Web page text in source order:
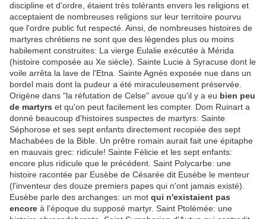
discipline et d'ordre, étaient très tolérants envers les religions et
acceptaient de nombreuses religions sur leur territoire pourvu
que l'ordre public fut respecté. Ainsi, de nombreuses histoires de
martyres chrétiens ne sont que des légendes plus ou moins
habilement construites: La vierge Eulalie exécutée à Mérida
(histoire composée au Xe siècle). Sainte Lucie à Syracuse dont le
voile arrêta la lave de l'Etna. Sainte Agnès exposée nue dans un
bordel mais dont la pudeur a été miraculeusement préservée.
Origène dans "la réfutation de Celse" avoue qu'il y a eu bien peu
de martyrs et qu'on peut facilement les compter. Dom Ruinart a
donné beaucoup d'histoires suspectes de martyrs: Sainte
Séphorose et ses sept enfants directement recopiée des sept
Machabées de la Bible. Un prêtre romain aurait fait une épitaphe
en mauvais grec: ridicule! Sainte Félicie et les sept enfants:
encore plus ridicule que le précédent. Saint Polycarbe: une
histoire racontée par Eusèbe de Césarée dit Eusèbe le menteur
(l'inventeur des douze premiers papes qui n'ont jamais existé).
Eusèbe parle des archanges: un mot qui n'existaient pas
encore à l'époque du supposé martyr. Saint Ptolémée: une